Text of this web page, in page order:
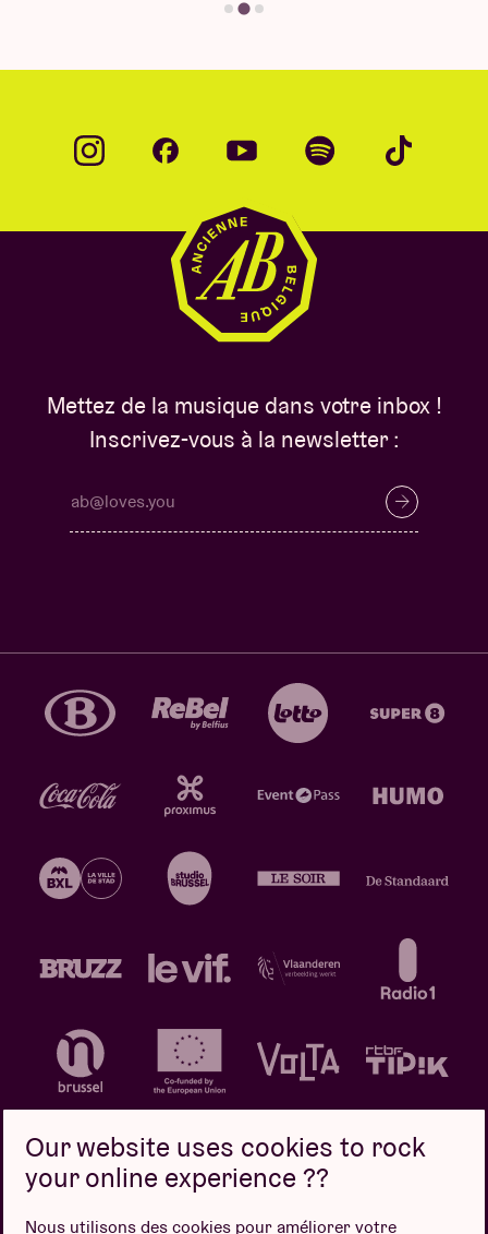
Mettez de la musique dans votre inbox !
Inscrivez-vous à la newsletter :
Politique de confidentialité Politique de cookies
Our website uses cookies to rock
your online experience ??
Nous utilisons des cookies pour améliorer votre